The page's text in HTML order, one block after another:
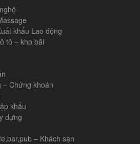
khẩu Lao động
tô – kho bãi
– Chứng khoán
khẩu
dựng
– Khách sạn